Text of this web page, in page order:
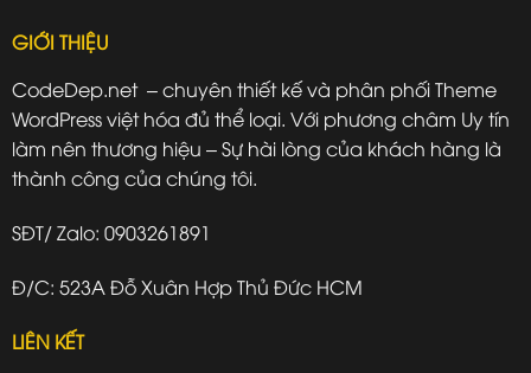
GIỚI THIỆU
CodeDep.net – chuyên thiết kế và phân phối Theme
WordPress việt hóa đủ thể loại. Với phương châm Uy tín
làm nên thương hiệu – Sự hài lòng của khách hàng là
thành công của chúng tôi.
SĐT/ Zalo: 0903261891
Đ/C: 523A Đỗ Xuân Hợp Thủ Đức HCM
LIÊN KẾT